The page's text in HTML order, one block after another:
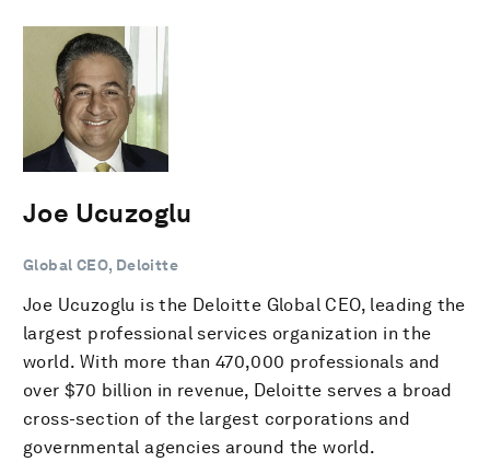
Joe Ucuzoglu
Global CEO, Deloitte
Joe Ucuzoglu is the Deloitte Global CEO, leading the
largest professional services organization in the
world. With more than 470,000 professionals and
over $70 billion in revenue, Deloitte serves a broad
cross-section of the largest corporations and
governmental agencies around the world.